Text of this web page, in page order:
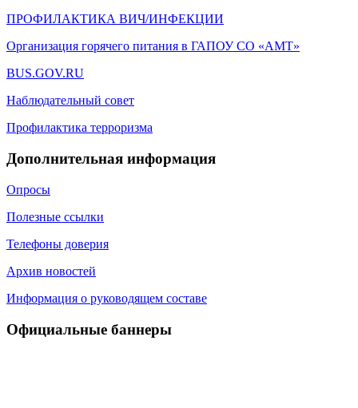
ПРОФИЛАКТИКА ВИЧ/ИНФЕКЦИИ
Организация горячего питания в ГАПОУ СО «АМТ»
BUS.GOV.RU
Наблюдательный совет
Профилактика терроризма
Дополнительная информация
Опросы
Полезные ссылки
Телефоны доверия
Архив новостей
Информация о руководящем составе
Официальные баннеры